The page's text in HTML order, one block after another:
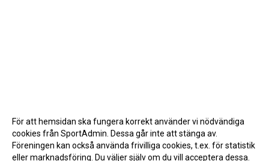
För att hemsidan ska fungera korrekt använder vi nödvändiga
cookies från SportAdmin. Dessa går inte att stänga av.
Föreningen kan också använda frivilliga cookies, t.ex. för statistik
eller marknadsföring. Du väljer själv om du vill acceptera dessa.